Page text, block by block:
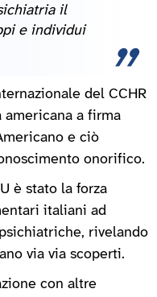
il
e individui
del CCHR
americana a firma
e ciò
onorifico.
è stato la forza
italiani ad
rivelando
via via scoperti.
con altre